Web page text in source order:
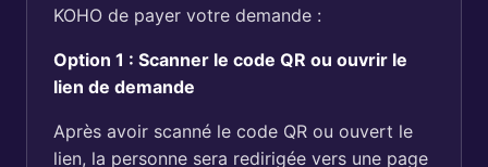
KOHO de payer votre demande :
Option 1 : Scanner le code QR ou ouvrir le
lien de demande
Après avoir scanné le code QR ou ouvert le
lien, la personne sera redirigée vers une page